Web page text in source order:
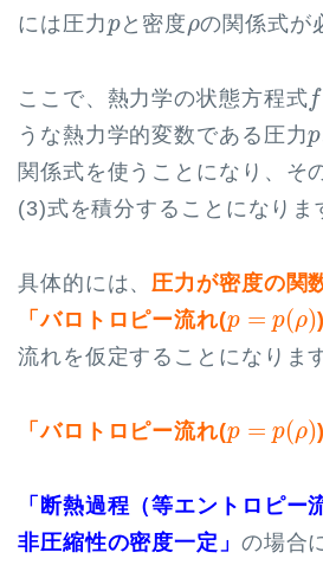
には圧力p
pと密度ρ
ρの関係式が
ここで、熱力学の状態方程式 f
f(
うな熱力学的変数である圧力p
p
関係式を使うことになり、そ
(3)式を積分することになりま
具体的には、 圧力が密度の関
「バロトロピー流れ(p = p(ρ)
ρ)
流れを仮定することになりま
「バロトロピー流れ(p = p(ρ)
ρ)
「断熱過程（等エントロピー
非圧縮性の密度一定」 の場合